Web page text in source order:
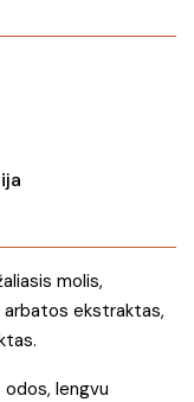
molis,
arbatos ekstraktas,
lengvu